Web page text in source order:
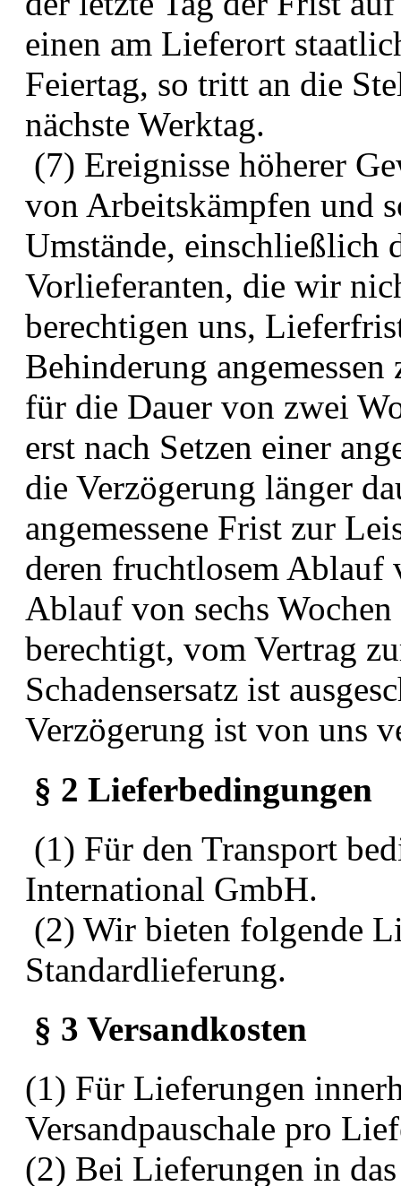
einen am Lieferort
Feiertag, so tritt an die
nächste Werktag.
(7) Ereignisse höherer
von Arbeitskämpfen und
Umstände, einschließlich
Vorlieferanten, die wir
berechtigen uns,
Behinderung
für die Dauer von zwei
erst nach Setzen einer
die Verzögerung länger
angemessene Frist zur
deren fruchtlosem Ablauf
Ablauf von sechs
berechtigt, vom Vertrag
Schadensersatz ist
Verzögerung ist von uns
§ 2 Lieferbedingungen
(1) Für den Transport
International GmbH.
(2) Wir bieten folgende
Standardlieferung.
§ 3 Versandkosten
(1) Für Lieferungen
Versandpauschale pro
(2) Bei Lieferungen in